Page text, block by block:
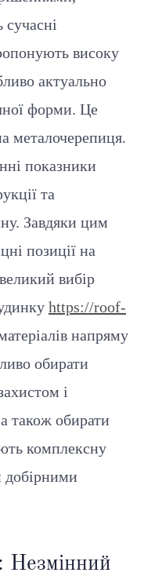
високу
актуально
форми. Це
металочерепиця.
показники
та
Завдяки цим
позиції на
вибір
https://roof-
напряму
обирати
і
також обирати
комплексну
добірними
Незмінний